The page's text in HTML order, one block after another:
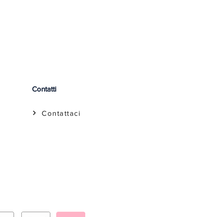
Contatti
Contattaci